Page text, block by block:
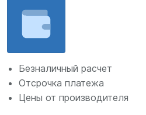
Безналичный расчет
Отсрочка платежа
Цены от производителя